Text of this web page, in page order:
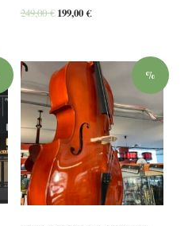
249,00€ 199,00€
%